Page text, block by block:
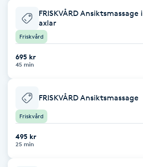
Extensions borttagning
Eyeliner-tatuering
Face framing
Faceliftmassage
Fet hårbotten
FRISKVÅRD
axlar
Friskvård
695 kr
45 min
FRISKVÅRD Ansiktsmassage
Friskvård
495 kr
25 min